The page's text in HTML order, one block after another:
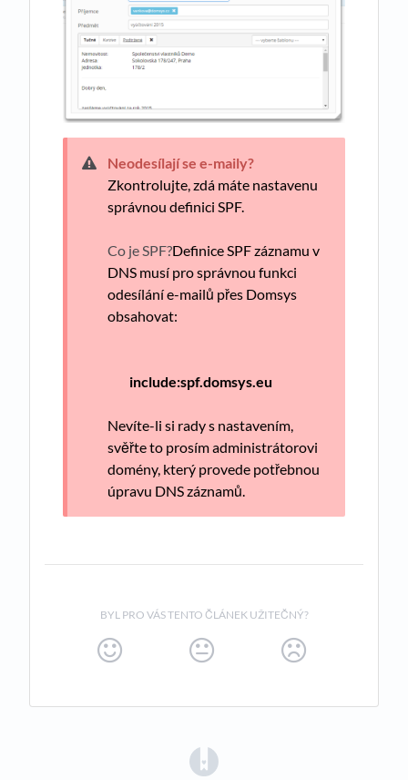
Neodesílají se e-maily?
Zkontrolujte, zdá máte nastavenu
správnou definici SPF.
Co je SPF?Definice SPF záznamu v
DNS musí pro správnou funkci
odesílání e-mailů přes Domsys
obsahovat:
include:spf.domsys.eu
Nevíte-li si rady s nastavením,
svěřte to prosím administrátorovi
domény, který provede potřebnou
úpravu DNS záznamů.
BYL PRO VÁS TENTO ČLÁNEK UŽITEČNÝ?